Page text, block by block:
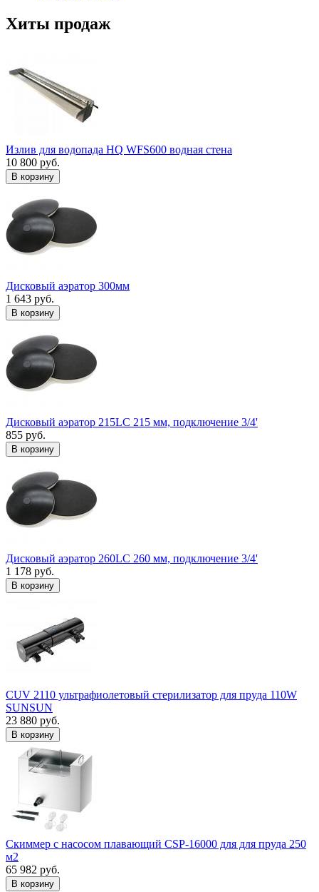
Хиты продаж
Излив для водопада HQ WFS600 водная стена
10 800 руб.
В корзину
Дисковый аэратор 300мм
1 643 руб.
В корзину
Дисковый аэратор 215LC 215 мм, подключение 3/4'
855 руб.
В корзину
Дисковый аэратор 260LC 260 мм, подключение 3/4'
1 178 руб.
В корзину
CUV 2110 ультрафиолетовый стерилизатор для пруда 110W
SUNSUN
23 880 руб.
В корзину
Скиммер с насосом плавающий CSP-16000 для для пруда 250
м2
65 982 руб.
В корзину